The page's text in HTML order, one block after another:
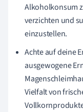
Alkoholkonsum
verzichten und
einzustellen.
Achte auf deine
ausgewogene
Vielfalt von